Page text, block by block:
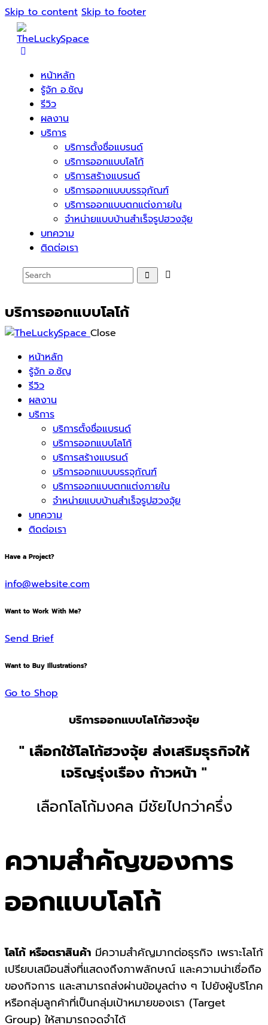
Skip to content Skip to footer
หน้าหลัก
รู้จัก อ.ชัญ
รีวิว
ผลงาน
บริการ
บริการตั้งชื่อแบรนด์
บริการออกแบบโลโก้
บริการสร้างแบรนด์
บริการออกแบบบรรจุภัณฑ์
บริการออกแบบตกแต่งภายใน
จำหน่ายแบบบ้านสำเร็จรูปฮวงจุ้ย
บทความ
ติดต่อเรา
บริการออกแบบโลโก้
Close
หน้าหลัก
รู้จัก อ.ชัญ
รีวิว
ผลงาน
บริการ
บริการตั้งชื่อแบรนด์
บริการออกแบบโลโก้
บริการสร้างแบรนด์
บริการออกแบบบรรจุภัณฑ์
บริการออกแบบตกแต่งภายใน
จำหน่ายแบบบ้านสำเร็จรูปฮวงจุ้ย
บทความ
ติดต่อเรา
Have a Project?
info@website.com
Want to Work With Me?
Send Brief
Want to Buy Illustrations?
Go to Shop
บริการออกแบบโลโก้ฮวงจุ้ย
" เลือกใช้โลโก้ฮวงจุ้ย ส่งเสริมธุรกิจให้
เจริญรุ่งเรือง ก้าวหน้า "
เลือกโลโก้มงคล มีชัยไปกว่าครึ่ง
ความสำคัญของการ
ออกแบบโลโก้
โลโก้ หรือตราสินค้า มีความสำคัญมากต่อธุรกิจ เพราะโลโก้
เปรียบเสมือนสิ่งที่แสดงถึงภาพลักษณ์ และความน่าเชื่อถือ
ของกิจการ และสามารถส่งผ่านข้อมูลต่าง ๆ ไปยังผู้บริโภค
หรือกลุ่มลูกค้าที่เป็นกลุ่มเป้าหมายของเรา (Target
Group) ให้สามารถจดจำได้